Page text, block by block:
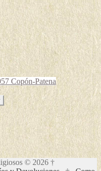
Copón-Patena
© 2026 †